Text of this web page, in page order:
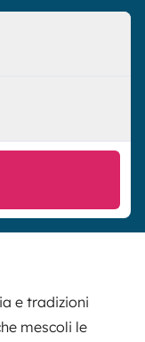
e tradizioni
mescoli le